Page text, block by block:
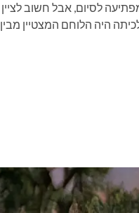
לסיום, אבל חשוב לציין
היה הלוחם המצטיין מבין